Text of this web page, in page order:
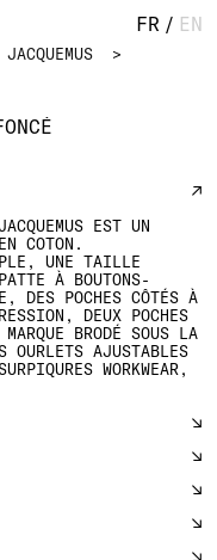
FR / EN
JACQUEMUS
EST UN
COTON.
UNE TAILLE
À BOUTONS-
DES POCHES CÔTÉS À
DEUX POCHES
BRODÉ SOUS LA
OURLETS AJUSTABLES
WORKWEAR,